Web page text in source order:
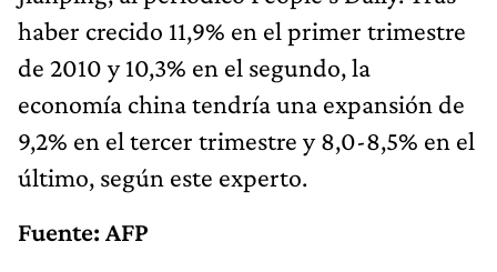
haber crecido 11,9% en el primer trimestre
de 2010 y 10,3% en el segundo, la
economía china tendría una expansión de
9,2% en el tercer trimestre y 8,0-8,5% en el
último, según este experto.
Fuente: AFP